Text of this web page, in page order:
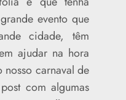
evento que
cidade, têm
ajudar na hora
carnaval de
com algumas